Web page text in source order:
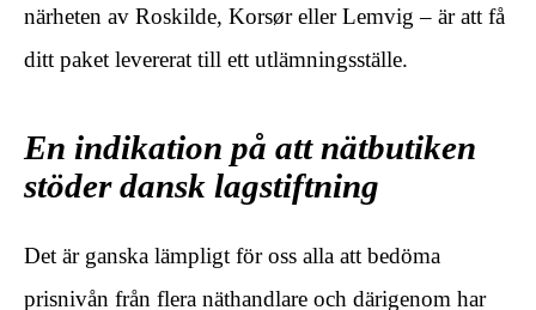
närheten av Roskilde, Korsør eller Lemvig – är att få
ditt paket levererat till ett utlämningsställe.
En indikation på att nätbutiken
stöder dansk lagstiftning
Det är ganska lämpligt för oss alla att bedöma
prisnivån från flera näthandlare och därigenom har